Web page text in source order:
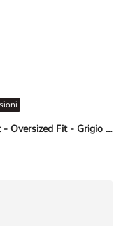
T-shirt - Oversized Fit - Grigio chiaro